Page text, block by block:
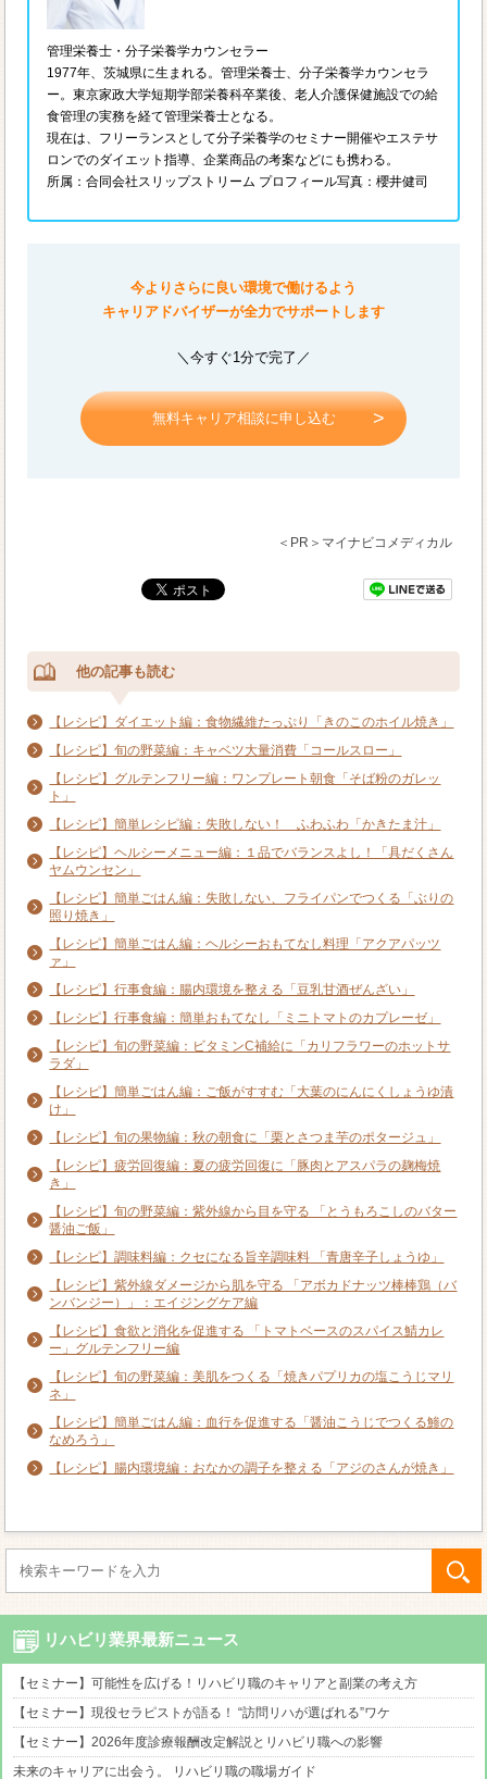
管理栄養士・分子栄養学カウンセラー
1977年、茨城県に生まれる。管理栄養士、分子栄養学カウンセラ
ー。東京家政大学短期学部栄養科卒業後、老人介護保健施設での給
食管理の実務を経て管理栄養士となる。
現在は、フリーランスとして分子栄養学のセミナー開催やエステサ
ロンでのダイエット指導、企業商品の考案などにも携わる。
所属：合同会社スリップストリーム プロフィール写真：櫻井健司
今よりさらに良い環境で働けるよう
キャリアドバイザーが全力でサポートします
＼今すぐ1分で完了／
無料キャリア相談に申し込む
＜PR＞マイナビコメディカル
他の記事も読む
【レシピ】ダイエット編：食物繊維たっぷり「きのこのホイル焼き」
【レシピ】旬の野菜編：キャベツ大量消費「コールスロー」
【レシピ】グルテンフリー編：ワンプレート朝食「そば粉のガレッ
ト」
【レシピ】簡単レシピ編：失敗しない！ ふわふわ「かきたま汁」
【レシピ】ヘルシーメニュー編：１品でバランスよし！「具だくさん
ヤムウンセン」
【レシピ】簡単ごはん編：失敗しない、フライパンでつくる「ぶりの
照り焼き」
【レシピ】簡単ごはん編：ヘルシーおもてなし料理「アクアパッツ
ァ」
【レシピ】行事食編：腸内環境を整える「豆乳甘酒ぜんざい」
【レシピ】行事食編：簡単おもてなし「ミニトマトのカプレーゼ」
【レシピ】旬の野菜編：ビタミンC補給に「カリフラワーのホットサ
ラダ」
【レシピ】簡単ごはん編：ご飯がすすむ「大葉のにんにくしょうゆ漬
け」
【レシピ】旬の果物編：秋の朝食に「栗とさつま芋のポタージュ」
【レシピ】疲労回復編：夏の疲労回復に「豚肉とアスパラの麹梅焼
き」
【レシピ】旬の野菜編：紫外線から目を守る 「とうもろこしのバター
醤油ご飯」
【レシピ】調味料編：クセになる旨辛調味料 「青唐辛子しょうゆ」
【レシピ】紫外線ダメージから肌を守る 「アボカドナッツ棒棒鶏（バ
ンバンジー）」：エイジングケア編
【レシピ】食欲と消化を促進する 「トマトベースのスパイス鯖カレ
ー」グルテンフリー編
【レシピ】旬の野菜編：美肌をつくる「焼きパプリカの塩こうじマリ
ネ」
【レシピ】簡単ごはん編：血行を促進する「醤油こうじでつくる鯵の
なめろう」
【レシピ】腸内環境編：おなかの調子を整える「アジのさんが焼き」
リハビリ業界最新ニュース
【セミナー】可能性を広げる！リハビリ職のキャリアと副業の考え方
【セミナー】現役セラピストが語る！ “訪問リハが選ばれる”ワケ
【セミナー】2026年度診療報酬改定解説とリハビリ職への影響
未来のキャリアに出会う。 リハビリ職の職場ガイド